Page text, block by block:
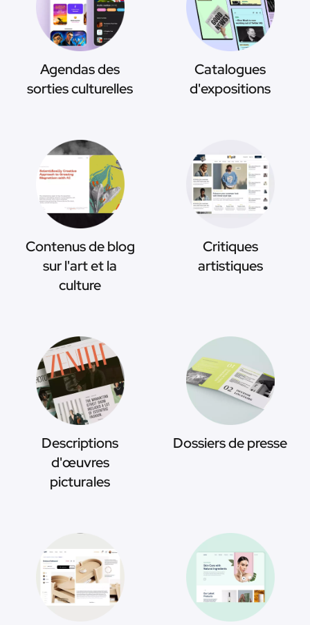
Agendas des
sorties culturelles
Catalogues
d'expositions
Contenus de blog
sur l'art et la
culture
Critiques
artistiques
Descriptions
d'œuvres
picturales
Dossiers de presse